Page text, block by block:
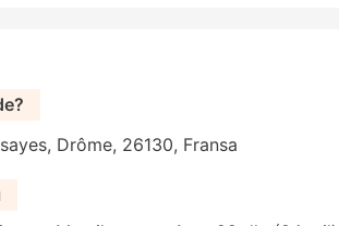
Drôme, 26130, Fransa